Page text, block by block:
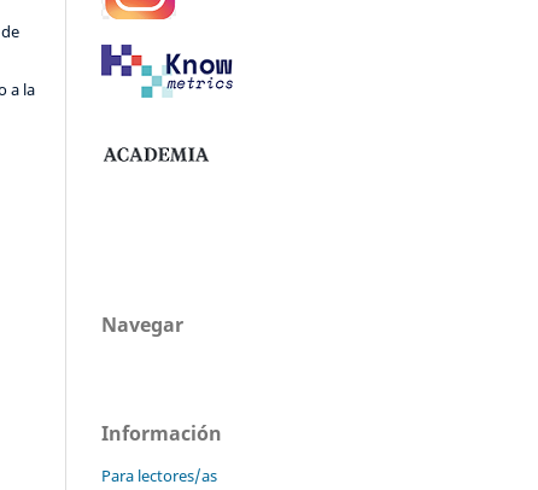
a la
Navegar
Información
Para lectores/as